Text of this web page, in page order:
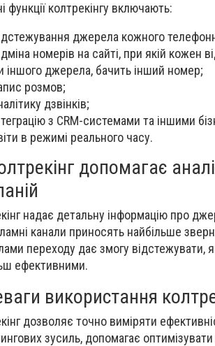
функції колтрекінгу включають:
джерела кожного
номерів на сайті, при якій кожен
іншого джерела, бачить інший номер;
розмов;
дзвінків;
з CRM-системами та іншими
в режимі реального часу.
допомагає
надає детальну інформацію про
канали приносять найбільше
переходу дає змогу відстежувати,
ефективними.
використання
дозволяє точно виміряти
зусиль, допомагає